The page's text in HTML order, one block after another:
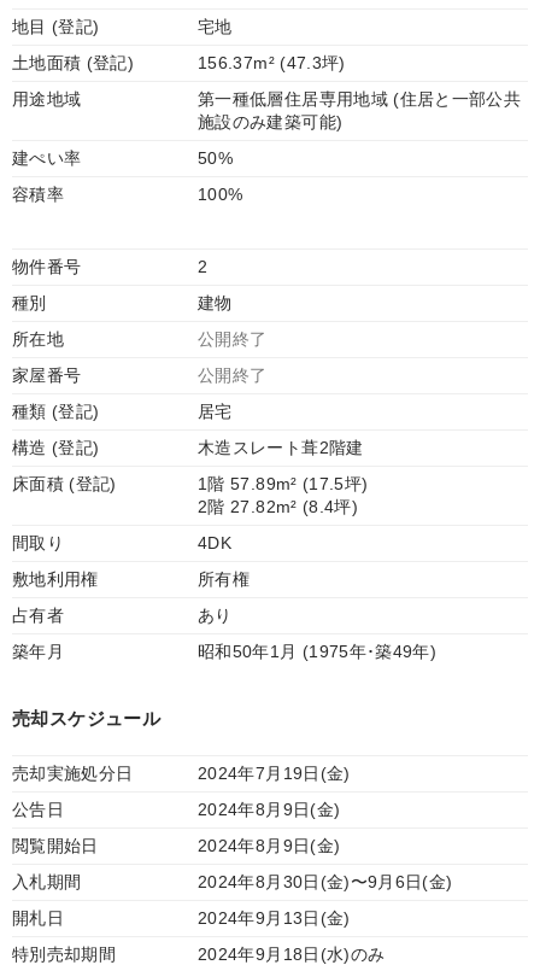
地目 (登記)
宅地
土地面積 (登記)
156.37m² (47.3坪)
用途地域
第一種低層住居専用地域 (住居と一部公共
施設のみ建築可能)
建ぺい率
50%
容積率
100%
物件番号
2
種別
建物
所在地
公開終了
家屋番号
公開終了
種類 (登記)
居宅
構造 (登記)
木造スレート葺2階建
床面積 (登記)
1階 57.89m² (17.5坪)
2階 27.82m² (8.4坪)
間取り
4DK
敷地利用権
所有権
占有者
あり
築年月
昭和50年1月 (1975年･築49年)
売却スケジュール
売却実施処分日
2024年7月19日(金)
公告日
2024年8月9日(金)
閲覧開始日
2024年8月9日(金)
入札期間
2024年8月30日(金)〜9月6日(金)
開札日
2024年9月13日(金)
特別売却期間
2024年9月18日(水)のみ